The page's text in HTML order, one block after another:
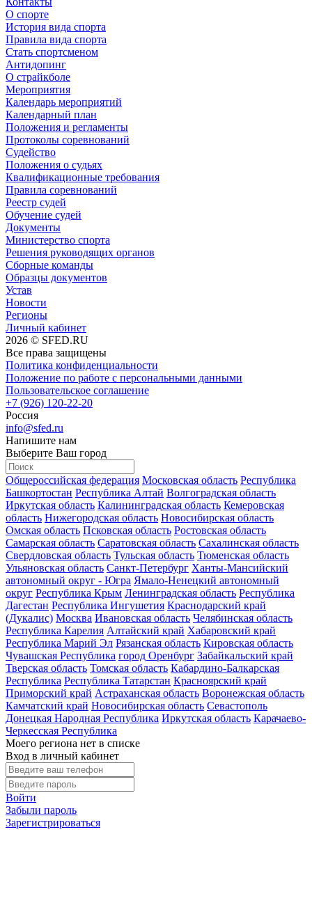
О спорте
История вида спорта
Правила вида спорта
Стать спортсменом
Антидопинг
О страйкболе
Мероприятия
Календарь мероприятий
Календарный план
Положения и регламенты
Протоколы соревнований
Судейство
Положения о судьях
Квалификационные требования
Правила соревнований
Реестр судей
Обучение судей
Документы
Министерство спорта
Решения руководящих органов
Сборные команды
Образцы документов
Устав
Новости
Регионы
Личный кабинет
2026 © SFED.RU
Все права защищены
Политика конфиденциальности
Положение по работе с персональными данными
Пользовательское соглашение
+7 (926) 120-22-20
Россия
info@sfed.ru
Напишите нам
Выберите Ваш город
Общероссийская федерация Московская область Республика
Башкортостан Республика Алтай Волгоградская область
Иркутская область Калининградская область Кемеровская
область Нижегородская область Новосибирская область
Омская область Псковская область Ростовская область
Самарская область Саратовская область Сахалинская область
Свердловская область Тульская область Тюменская область
Ульяновская область Санкт-Петербург Ханты-Мансийский
автономный округ - Югра Ямало-Ненецкий автономный
округ Республика Крым Ленинградская область Республика
Дагестан Республика Ингушетия Краснодарский край
(Дукалис) Москва Ивановская область Челябинская область
Республика Карелия Алтайский край Хабаровский край
Республика Марий Эл Рязанская область Кировская область
Чувашская Республика город Оренбург Забайкальский край
Тверская область Томская область Кабардино-Балкарская
Республика Республика Татарстан Красноярский край
Приморский край Астраханская область Воронежская область
Камчатский край Новосибирская область Севастополь
Донецкая Народная Республика Иркутская область Карачаево-
Черкесская Республика
Моего региона нет в списке
Вход в личный кабинет
Войти
Забыли пароль
Зарегистрироваться